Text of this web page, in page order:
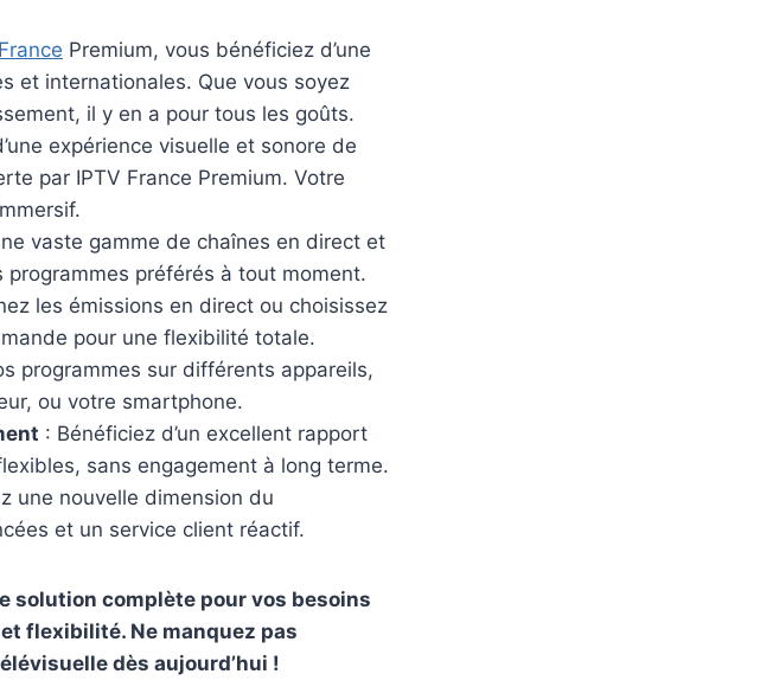
Premium, vous bénéficiez d’une
et internationales. Que vous soyez
il y en a pour tous les goûts.
expérience visuelle et sonore de
par IPTV France Premium. Votre
vaste gamme de chaînes en direct et
préférés à tout moment.
les émissions en direct ou choisissez
pour une flexibilité totale.
programmes sur différents appareils,
ou votre smartphone.
: Bénéficiez d’un excellent rapport
sans engagement à long terme.
une nouvelle dimension du
et un service client réactif.
solution complète pour vos besoins
flexibilité. Ne manquez pas
dès aujourd’hui !